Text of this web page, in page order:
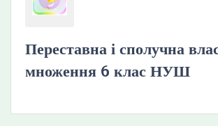
Переставна і сполучна
множення 6 клас НУШ